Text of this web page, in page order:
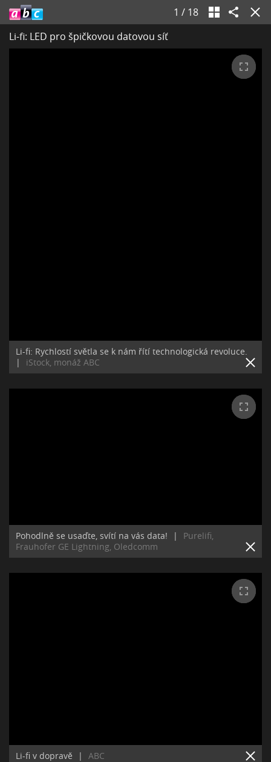
1 / 18
Li-fi: LED pro špičkovou datovou síť
Li-fi: Rychlostí světla se k nám řítí technologická revoluce.
|
iStock, monáž ABC
Pohodlně se usaďte, svítí na vás data! |
Purelifi,
Frauhofer GE Lightning, Oledcomm
Li-fi v dopravě | ABC